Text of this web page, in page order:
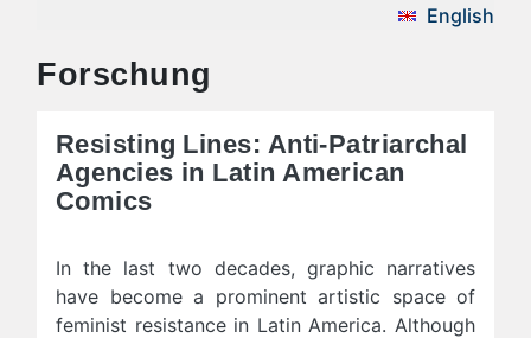
English
Forschung
Resisting Lines: Anti-Patriarchal
Agencies in Latin American
Comics
In the last two decades, graphic narratives
have become a prominent artistic space of
feminist resistance in Latin America. Although